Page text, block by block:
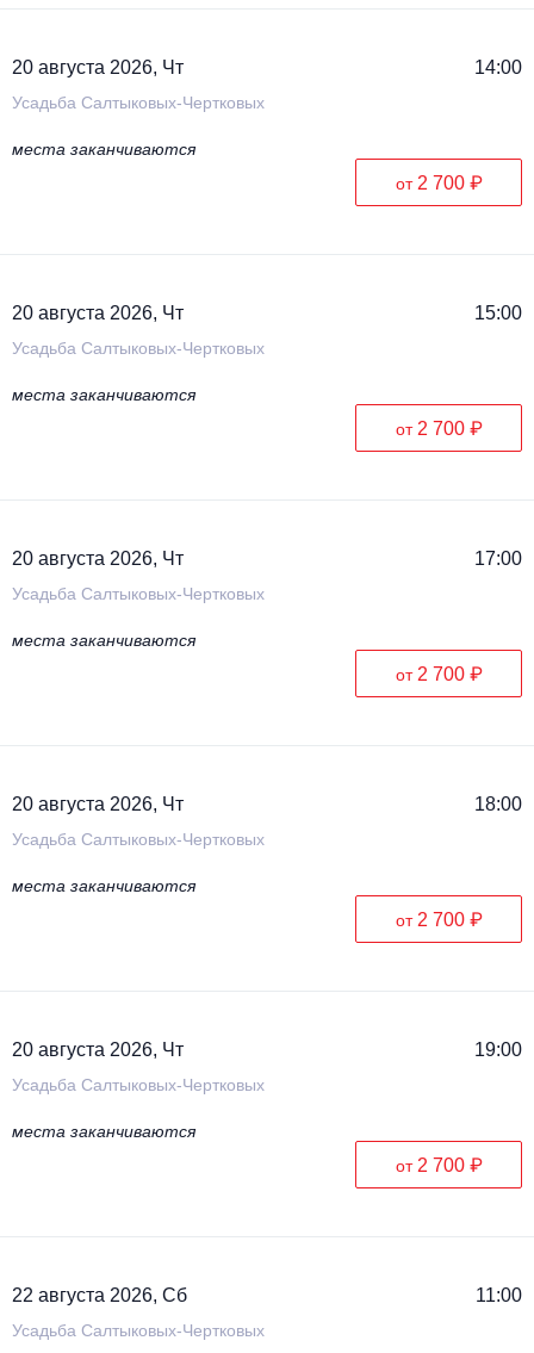
20 августа 2026, Чт 14:00
Усадьба Салтыковых-Чертковых
места заканчиваются
от 2 700 ₽
20 августа 2026, Чт 15:00
Усадьба Салтыковых-Чертковых
места заканчиваются
от 2 700 ₽
20 августа 2026, Чт 17:00
Усадьба Салтыковых-Чертковых
места заканчиваются
от 2 700 ₽
20 августа 2026, Чт 18:00
Усадьба Салтыковых-Чертковых
места заканчиваются
от 2 700 ₽
20 августа 2026, Чт 19:00
Усадьба Салтыковых-Чертковых
места заканчиваются
от 2 700 ₽
22 августа 2026, Сб 11:00
Усадьба Салтыковых-Чертковых